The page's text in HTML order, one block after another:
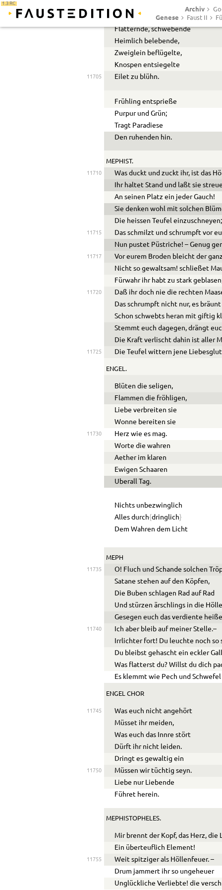
1.3 RC
Archiv
Genese Faust II
11700
Balsam versendenden!
Flatternde, schwebende
Heimlich belebende,
Zweiglein beflügelte,
Knospen entsiegelte
11705 Eilet zu blühn.
Frühling entsprieße
Purpur und Grün;
Tragt Paradiese
Den ruhenden hin.
MEPHIST.
11710
Was duckt und zuckt ihr, ist das
Ihr haltet Stand und laßt sie
An seinen Platz ein jeder Gauch!
Sie denken wohl mit solchen
Die heissen Teufel einzuschneyen;
11715
Das schmilzt und schrumpft vor
Nun pustet Püstriche! – Genug
11717
Vor eurem Broden bleicht der
Nicht so gewaltsam! schließet
Fürwahr ihr habt zu stark
11720
Daß ihr doch nie die rechten
Das schrumpft nicht nur, es
Schon schwebts heran mit giftig
Stemmt euch dagegen, drängt
Die Kraft verlischt dahin ist aller
11725 Die Teufel wittern jene
ENGEL.
Blüten die seligen,
Flammen die fröhligen,
Liebe verbreiten sie
Wonne bereiten sie
11730
Herz wie es mag.
Worte die wahren
Aether im klaren
Ewigen Schaaren
U berall Tag.
Nichts unbezwinglich
Alles durch{dringlich}
Dem Wahren dem Licht
MEPH
11735
O! Fluch und Schande solchen
Satane stehen auf den Köpfen,
Die Buben schlagen Rad auf Rad
Und stürzen ärschlings in die
Gesegen euch das verdiente
11740
Ich aber bleib auf meiner Stelle.–
Irrlichter fort! Du leuchte noch so
Du bleibst gehascht ein eckler
Was flatterst du? Willst du dich
Es klemmt wie Pech und
ENGEL CHOR
11745
Was euch nicht angehört
Müsset ihr meiden,
Was euch das Innre stört
Dürft ihr nicht leiden.
Dringt es gewaltig ein
11750
Müssen wir tüchtig seyn.
Liebe nur Liebende
Führet herein.
MEPHISTOPHELES.
Mir brennt der Kopf, das Herz, die
Ein überteuflich Element!
11755
Weit spitziger als Höllenfeuer. –
Drum jammert ihr so ungeheuer
Unglückliche Verliebte! die